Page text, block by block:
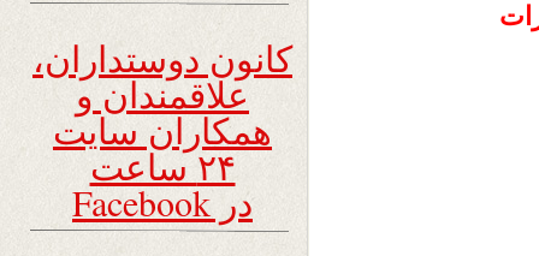
کانون دوستداران،
علاقمندان و
همکاران سایت
۲۴ ساعت
در Facebook